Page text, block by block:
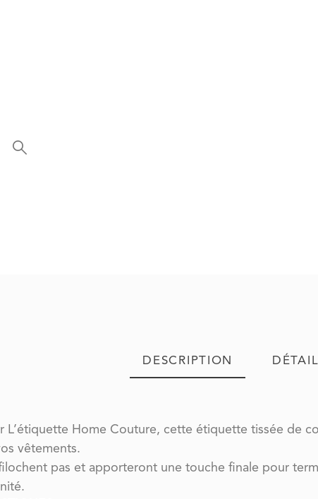
DESCRIPTION
L’étiquette Home Couture, cette étiquette tissée de
vêtements.
pas et apporteront une touche finale pour